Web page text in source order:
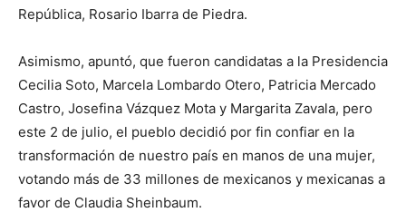
República, Rosario Ibarra de Piedra.
Asimismo, apuntó, que fueron candidatas a la Presidencia
Cecilia Soto, Marcela Lombardo Otero, Patricia Mercado
Castro, Josefina Vázquez Mota y Margarita Zavala, pero
este 2 de julio, el pueblo decidió por fin confiar en la
transformación de nuestro país en manos de una mujer,
votando más de 33 millones de mexicanos y mexicanas a
favor de Claudia Sheinbaum.